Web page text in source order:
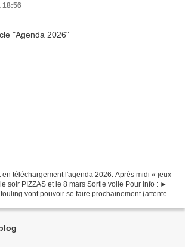
18:56
téléchargement l'agenda 2026. Après midi « jeux
soir PIZZAS et le 8 mars Sortie voile Pour info : ►
vont pouvoir se faire prochainement (attente